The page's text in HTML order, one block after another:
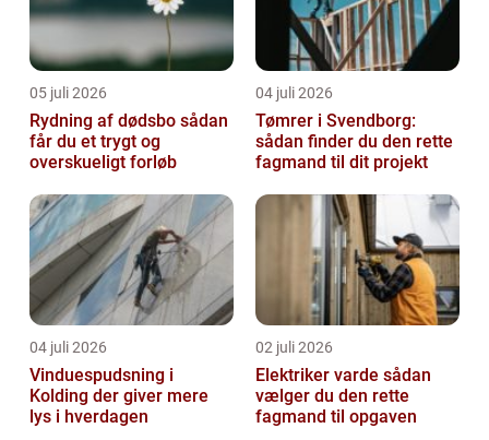
05 juli 2026
Rydning af dødsbo sådan
får du et trygt og
overskueligt forløb
04 juli 2026
Tømrer i Svendborg:
sådan finder du den rette
fagmand til dit projekt
04 juli 2026
Vinduespudsning i
Kolding der giver mere
lys i hverdagen
02 juli 2026
Elektriker varde sådan
vælger du den rette
fagmand til opgaven